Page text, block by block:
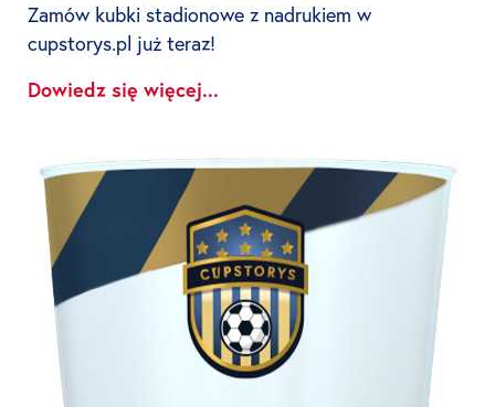
Zamów kubki stadionowe z nadrukiem w
cupstorys.pl już teraz!
Dowiedz się więcej...